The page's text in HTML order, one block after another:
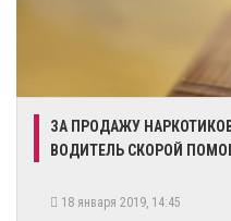
ЗА ПРОДАЖУ
ВОДИТЕЛЬ СКОРОЙ
18 января 2019, 14:45